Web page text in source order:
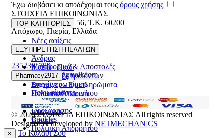
Έχω διαβάσει κι αποδέχομαι τους όρους χρήσης
ΣΤΟΙΧΕΙΑ ΕΠΙΚΟΙΝΩΝΙΑΣ
Βασ. Κωνσταντίνου 56, T.K. 60200
Λιτόχωρο,Πιερία,Ελλάδα
ΓΕΜΗ:165892448000
2352301789
pharmacy2917@gmail.com
TOP ΚΑΤΗΓΟΡΙΕΣ
Νέες αφίξεις
Γυναίκα
Άνδρας
Μαμά - Παιδί
Προσφορές
Βιταμίνες - Συμπληρώματα
Στοματική Υγιεινή
Πρόσωπο
Εποχιακά
Brands
ΕΞΥΠΗΡΕΤΗΣΗ ΠΕΛΑΤΩΝ
Μεταφορικά & Αποστολές
Επιστροφές προϊόντων
Συχνές ερωτήσεις
Πολιτική Απορρήτου
Pharmacy2917
Ποιοι είμαστε
Επικοινωνία
Όροι χρήσης
Cookies
Πολιτική Απορρήτου
© 2026ΣΤΟΙΧΕΙΑ ΕΠΙΚΟΙΝΩΝΙΑΣ All rights reserved
Designed & developed by NETMECHANICS
× Το Καλάθι Σου